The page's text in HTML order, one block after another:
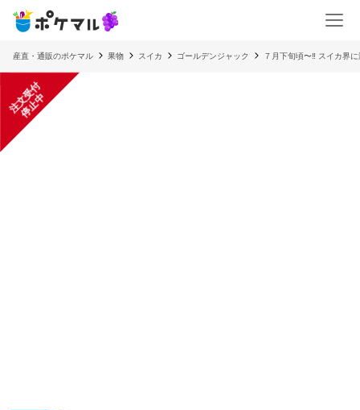
産直・通販のポケマル 果物 スイカ ゴールデンジャック ７月下旬頃〜‼️ スイカ界
注
文
受
付
停
止
中